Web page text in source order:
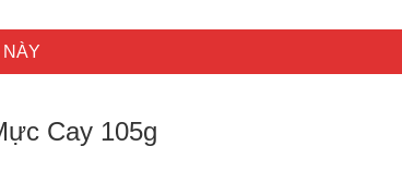
NÀY
Cay 105g